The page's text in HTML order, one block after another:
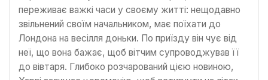
переживає важкі часи у своєму житті: нещодавно
звільнений своїм начальником, має поїхати до
Лондона на весілля доньки. По приїзду він чує від
неї, що вона бажає, щоб вітчим супроводжував її
до вівтаря. Глибоко розчарований цією новиною,